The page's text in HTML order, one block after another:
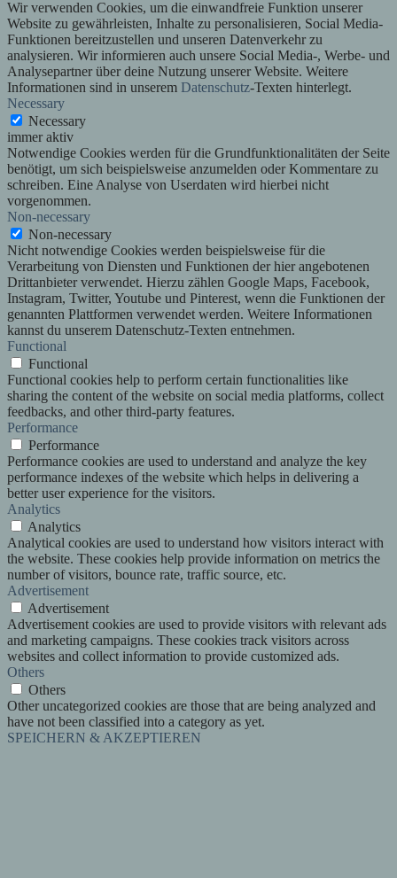
Wir verwenden Cookies, um die einwandfreie Funktion unserer
Website zu gewährleisten, Inhalte zu personalisieren, Social Media-
Funktionen bereitzustellen und unseren Datenverkehr zu
analysieren. Wir informieren auch unsere Social Media-, Werbe- und
Analysepartner über deine Nutzung unserer Website. Weitere
Informationen sind in unserem Datenschutz-Texten hinterlegt.
Necessary
Necessary
immer aktiv
Notwendige Cookies werden für die Grundfunktionalitäten der Seite
benötigt, um sich beispielsweise anzumelden oder Kommentare zu
schreiben. Eine Analyse von Userdaten wird hierbei nicht
vorgenommen.
Non-necessary
Non-necessary
Nicht notwendige Cookies werden beispielsweise für die
Verarbeitung von Diensten und Funktionen der hier angebotenen
Drittanbieter verwendet. Hierzu zählen Google Maps, Facebook,
Instagram, Twitter, Youtube und Pinterest, wenn die Funktionen der
genannten Plattformen verwendet werden. Weitere Informationen
kannst du unserem Datenschutz-Texten entnehmen.
Functional
Functional
Functional cookies help to perform certain functionalities like
sharing the content of the website on social media platforms, collect
feedbacks, and other third-party features.
Performance
Performance
Performance cookies are used to understand and analyze the key
performance indexes of the website which helps in delivering a
better user experience for the visitors.
Analytics
Analytics
Analytical cookies are used to understand how visitors interact with
the website. These cookies help provide information on metrics the
number of visitors, bounce rate, traffic source, etc.
Advertisement
Advertisement
Advertisement cookies are used to provide visitors with relevant ads
and marketing campaigns. These cookies track visitors across
websites and collect information to provide customized ads.
Others
Others
Other uncategorized cookies are those that are being analyzed and
have not been classified into a category as yet.
SPEICHERN & AKZEPTIEREN